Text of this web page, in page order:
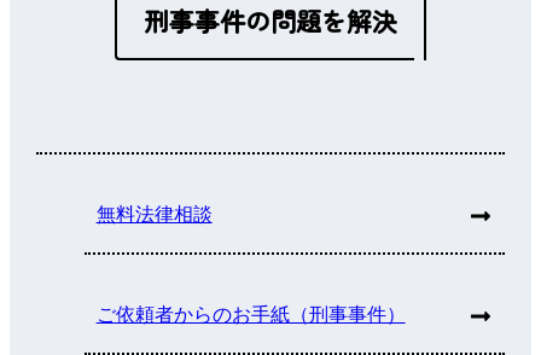
刑事事件の問題を解決
無料法律相談
ご依頼者からのお手紙（刑事事件）